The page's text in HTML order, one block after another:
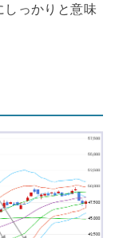
しっかりと意味